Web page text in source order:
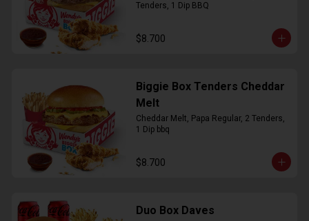
Tenders, 1 Dip BBQ
$8.700
Biggie Box Tenders Cheddar
Melt
Cheddar Melt, Papa Regular, 2 Tenders,
1 Dip bbq
$8.700
Duo Box Daves